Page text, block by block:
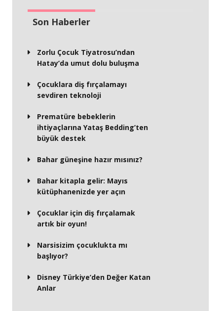
Son Haberler
Zorlu Çocuk Tiyatrosu’ndan
Hatay’da umut dolu buluşma
Çocuklara diş fırçalamayı
sevdiren teknoloji
Prematüre bebeklerin
ihtiyaçlarına Yataş Bedding’ten
büyük destek
Bahar güneşine hazır mısınız?
Bahar kitapla gelir: Mayıs
kütüphanenizde yer açın
Çocuklar için diş fırçalamak
artık bir oyun!
Narsisizim çocuklukta mı
başlıyor?
Disney Türkiye’den Değer Katan
Anlar